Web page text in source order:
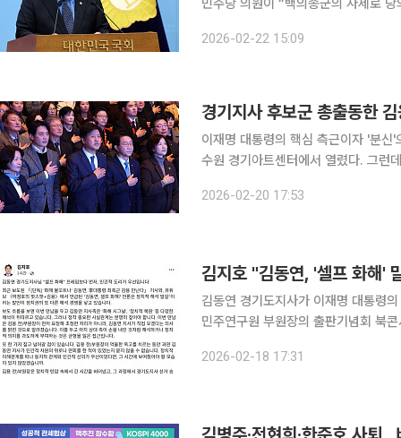
민주당 의원이 “백의종군의 자세로
놓는다”며 “나의 승리보다 당의 승리
2026-02-22 15:09
이재명 대통령의 핵심 측근이자 '분
수원 경기아트센터에서 열렸다. 그런데 이날 행사장 풍경은 단순한 책 홍보 이벤트와는 거리가 멀었
김 전 부원장 옆에서 기념 촬영을 찍
2026-02-20 17:53
김지호 "김동연, '셀프 화해'
김동연 경기도지사가 이재명 대통령
민주연구원 부원장의 출판기념회 북
페이스북을 통해 "셀프 화해 프레임
2026-02-18 17:31